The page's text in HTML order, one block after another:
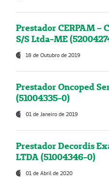
Prestador CERPAM –
S/S Ltda-ME
18 de Outubro de 2019
Prestador Oncoped
(51004335-0)
01 de Janeiro de 2019
Prestador Decordis
LTDA (51004346-0)
01 de Abril de 2020